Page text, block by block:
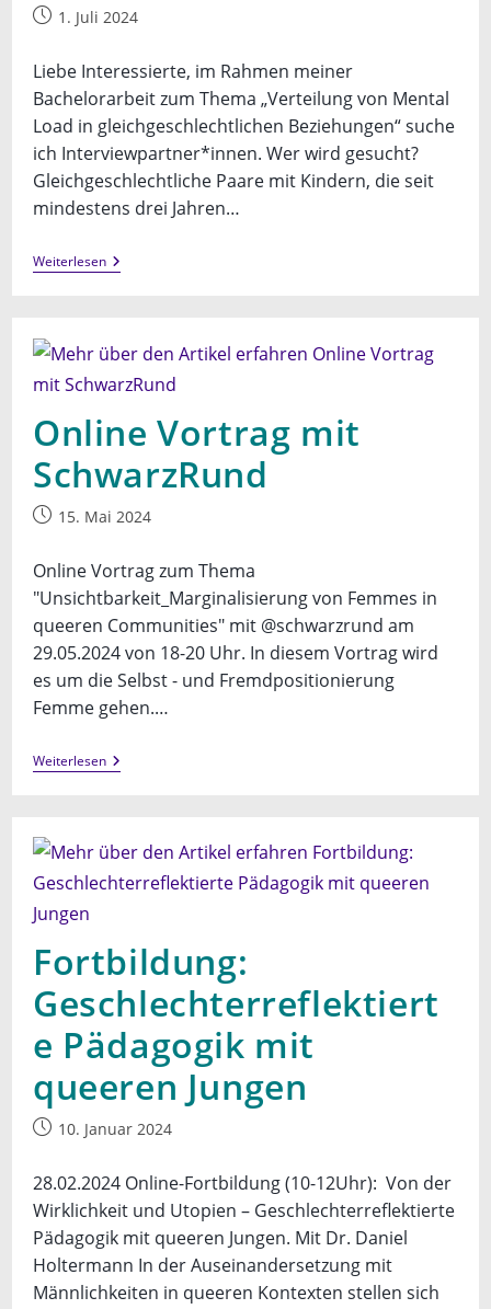
Beitrag1. Juli 2024
Liebe Interessierte, im Rahmen meiner
Bachelorarbeit zum Thema „Verteilung von Mental
Load in gleichgeschlechtlichen Beziehungen“ suche
ich Interviewpartner*innen. Wer wird gesucht?
Gleichgeschlechtliche Paare mit Kindern, die seit
mindestens drei Jahren…
WeiterlesenAufruf
Zur
Studie
Zur
Verteilung
Load
Gleichgeschlechtlichen
Beziehungen
Online Vortrag mit
SchwarzRund
Beitrag15. Mai 2024
Online Vortrag zum Thema
"Unsichtbarkeit_Marginalisierung von Femmes in
queeren Communities" mit @schwarzrund am
29.05.2024 von 18-20 Uhr. In diesem Vortrag wird
es um die Selbst - und Fremdpositionierung
Femme gehen.…
WeiterlesenOnline
Vortrag
Fortbildung:
Geschlechterreflektiert
e Pädagogik mit
queeren Jungen
Beitrag10. Januar 2024
28.02.2024 Online-Fortbildung (10-12Uhr): Von der
Wirklichkeit und Utopien – Geschlechterreflektierte
Pädagogik mit queeren Jungen. Mit Dr. Daniel
Holtermann In der Auseinandersetzung mit
Männlichkeiten in queeren Kontexten stellen sich